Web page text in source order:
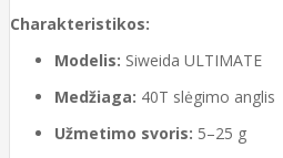
Charakteristikos:
Modelis: Siweida ULTIMATE
Medžiaga: 40T slėgimo anglis
Užmetimo svoris: 5–25 g